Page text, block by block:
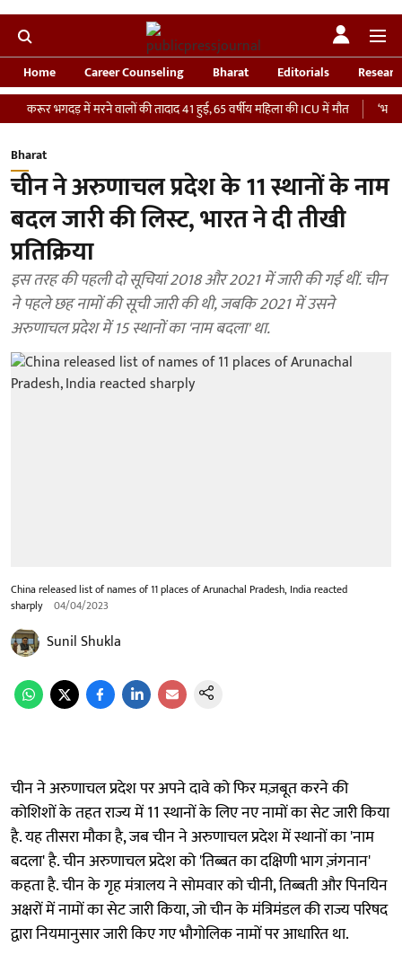
Home Career Counseling Bharat Editorials
में मरने वालों की तादाद 41 हुई, 65 वर्षीय महिला की ICU में मौत
‘भारतीय सेना
Bharat
चीन ने अरुणाचल प्रदेश के 11 स्थानों के नाम
बदल जारी की लिस्ट, भारत ने दी तीखी
प्रतिक्रिया
इस तरह की पहली दो सूचियां 2018 और 2021 में जारी की गई थीं. चीन
ने पहले छह नामों की सूची जारी की थी, जबकि 2021 में उसने
अरुणाचल प्रदेश में 15 स्थानों का 'नाम बदला' था.
China released list of names of 11 places of Arunachal Pradesh, India reacted
sharply 04/04/2023
Sunil Shukla
चीन ने अरुणाचल प्रदेश पर अपने दावे को फिर मज़बूत करने की
कोशिशों के तहत राज्य में 11 स्थानों के लिए नए नामों का सेट जारी किया
है. यह तीसरा मौका है, जब चीन ने अरुणाचल प्रदेश में स्थानों का 'नाम
बदला' है. चीन अरुणाचल प्रदेश को 'तिब्बत का दक्षिणी भाग ज़ंगनान'
कहता है. चीन के गृह मंत्रालय ने सोमवार को चीनी, तिब्बती और पिनयिन
अक्षरों में नामों का सेट जारी किया, जो चीन के मंत्रिमंडल की राज्य परिषद
द्वारा नियमानुसार जारी किए गए भौगोलिक नामों पर आधारित था.